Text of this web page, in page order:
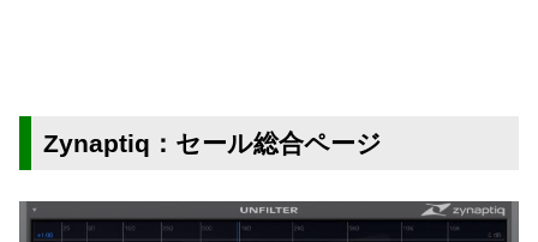
Zynaptiq：セール総合ページ